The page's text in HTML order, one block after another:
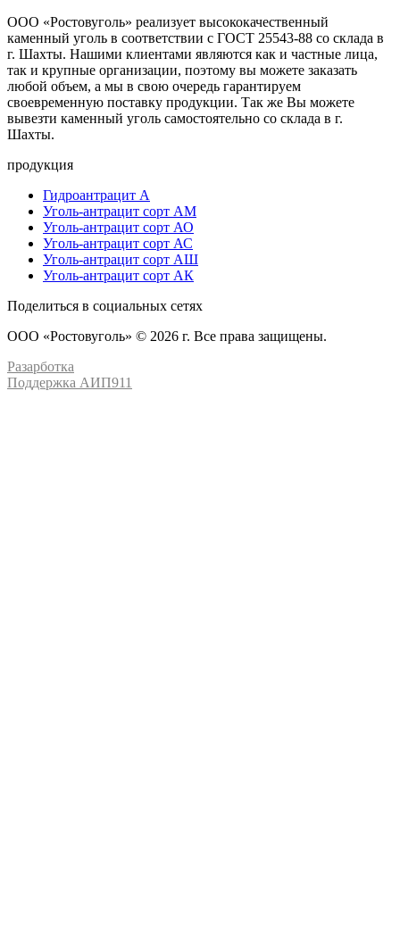
ООО «Ростовуголь» реализует высококачественный
каменный уголь в соответствии с ГОСТ 25543-88 со склада в
г. Шахты. Нашими клиентами являются как и частные лица,
так и крупные организации, поэтому вы можете заказать
любой объем, а мы в свою очередь гарантируем
своевременную поставку продукции. Так же Вы можете
вывезти каменный уголь самостоятельно со склада в г.
Шахты.
продукция
Гидроантрацит А
Уголь-антрацит сорт АМ
Уголь-антрацит сорт АО
Уголь-антрацит сорт АС
Уголь-антрацит сорт АШ
Уголь-антрацит сорт АК
Поделиться в социальных сетях
ООО «Ростовуголь» © 2026 г. Все права защищены.
Разарботка
Поддержка АИП911